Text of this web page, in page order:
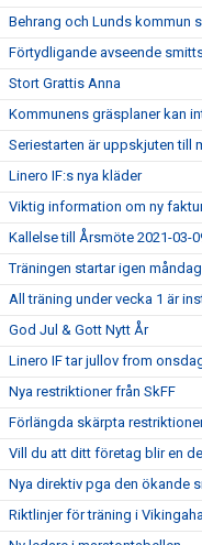
Behrang och Lunds kommun
Förtydligande avseende
Stort Grattis Anna
Kommunens gräsplaner kan
Seriestarten är uppskjuten till
Linero IF:s nya kläder
Viktig information om ny
Kallelse till Årsmöte 2021-03-
Träningen startar igen
All träning under vecka 1 är
God Jul & Gott Nytt År
Linero IF tar jullov from
Nya restriktioner från SkFF
Förlängda skärpta
Vill du att ditt företag blir en
Nya direktiv pga den ökande
Riktlinjer för träning i